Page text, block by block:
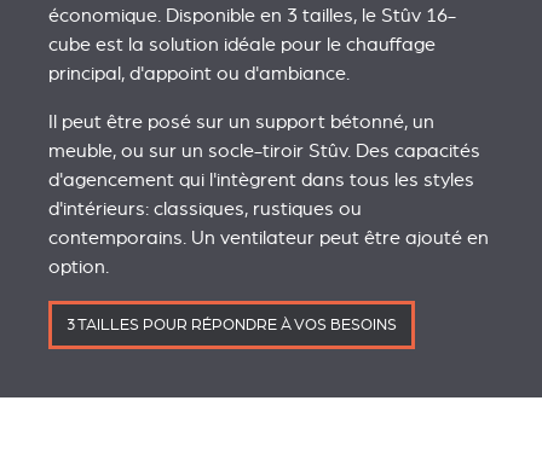
économique. Disponible en 3 tailles, le Stûv 16-
cube est la solution idéale pour le chauffage
principal, d'appoint ou d'ambiance.
Il peut être posé sur un support bétonné, un
meuble, ou sur un socle-tiroir Stûv. Des capacités
d'agencement qui l'intègrent dans tous les styles
d'intérieurs: classiques, rustiques ou
contemporains. Un ventilateur peut être ajouté en
option.
3 TAILLES POUR RÉPONDRE À VOS BESOINS